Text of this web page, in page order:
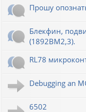
Прошу
Блекфин,
(1892ВМ2,3).
RL78
Debugging an
6502